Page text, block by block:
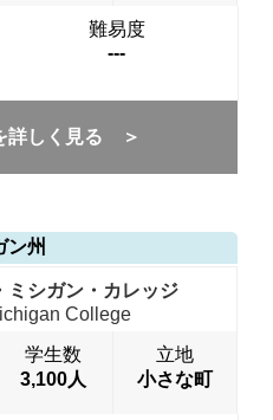
難易度
---
詳しく見る ＞
ン州
ミシガン・カレッジ
College
学生数
3,100人
立地
小さな町